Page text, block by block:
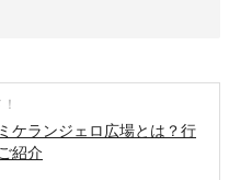
ケランジェロ広場とは？行
紹介